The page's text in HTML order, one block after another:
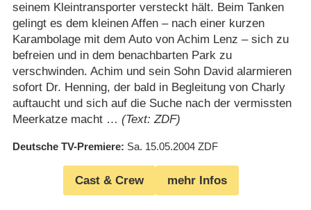
seinem Kleintransporter versteckt hält. Beim Tanken
gelingt es dem kleinen Affen – nach einer kurzen
Karambolage mit dem Auto von Achim Lenz – sich zu
befreien und in dem benachbarten Park zu
verschwinden. Achim und sein Sohn David alarmieren
sofort Dr. Henning, der bald in Begleitung von Charly
auftaucht und sich auf die Suche nach der vermissten
Meerkatze macht … (Text: ZDF)
Deutsche TV-Premiere Sa. 15.05.2004 ZDF
Cast & Crew mehr Infos